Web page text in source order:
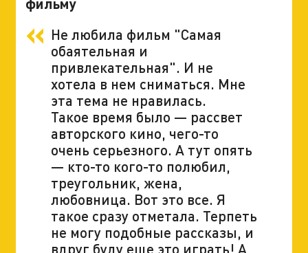
Не любила фильм "Самая
обаятельная и
привлекательная". И не
хотела в нем сниматься. Мне
эта тема не нравилась.
Такое время было — рассвет
авторского кино, чего-то
очень серьезного. А тут опять
— кто-то кого-то полюбил,
треугольник, жена,
любовница. Вот это все. Я
такое сразу отметала. Терпеть
не могу подобные рассказы, и
вдруг буду еще это играть! А